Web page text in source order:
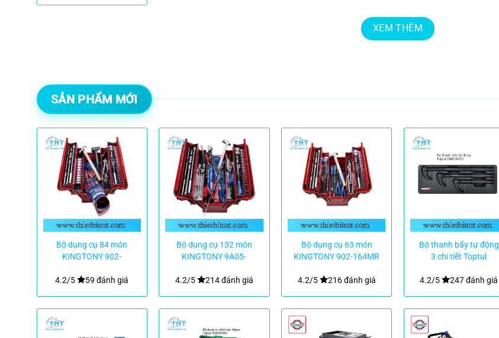
XEM THÊM
SẢN PHẨM MỚI
Bộ dụng cụ 84 món
KINGTONY 902-
4.2/5
59 đánh giá
Bộ dụng cụ 132 món
KINGTONY 9A05-
4.2/5
214 đánh giá
Bộ dụng cụ 63 món
KINGTONY 902-164MR
4.2/5 216 đánh giá
Bộ thanh bẩy tự động
3 chi tiết Toptul
4.2/5
247 đánh giá